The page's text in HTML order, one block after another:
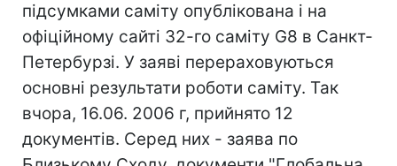
підсумками саміту опублікована і на
офіційному сайті 32-го саміту G8 в Санкт-
Петербурзі. У заяві перераховуються
основні результати роботи саміту. Так
вчора, 16.06. 2006 г, прийнято 12
документів. Серед них - заява по